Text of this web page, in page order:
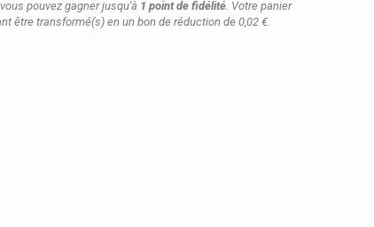
pouvez gagner jusqu'à 1 point de fidélité. Votre panier
être transformé(s) en un bon de réduction de 0,02 €.